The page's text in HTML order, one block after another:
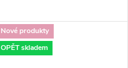
Nové produkty
OPĚT skladem